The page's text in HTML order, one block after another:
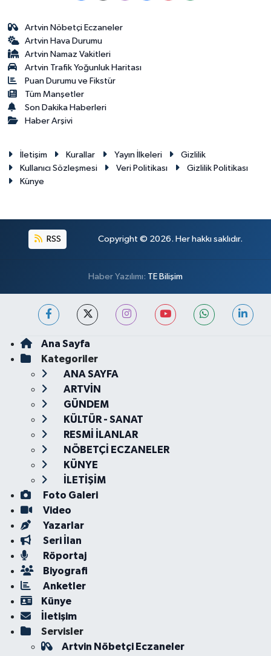
Artvin Nöbetçi Eczaneler
Artvin Hava Durumu
Artvin Namaz Vakitleri
Artvin Trafik Yoğunluk Haritası
Puan Durumu ve Fikstür
Tüm Manşetler
Son Dakika Haberleri
Haber Arşivi
İletişim Kurallar Yayın İlkeleri
Gizlilik
Kullanıcı Sözleşmesi
Veri Politikası
Gizlilik Politikası
Künye
RSS Copyright © 2026. Her hakkı saklıdır.
Haber Yazılımı: TE Bilişim
Ana Sayfa
Kategoriler
ANA SAYFA
ARTVİN
GÜNDEM
KÜLTÜR - SANAT
RESMİ İLANLAR
NÖBETÇİ ECZANELER
KÜNYE
İLETİŞİM
Foto Galeri
Video
Yazarlar
Seri İlan
Röportaj
Biyografi
Anketler
Künye
İletişim
Servisler
Artvin Nöbetçi Eczaneler